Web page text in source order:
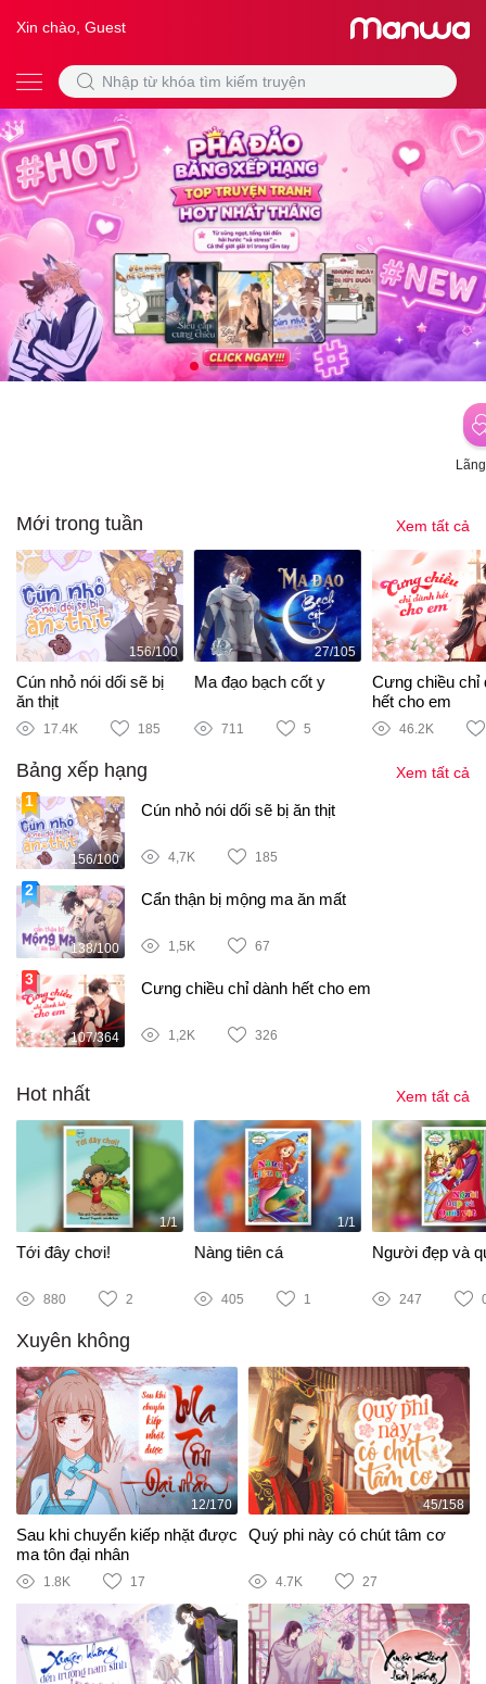
Xin chào, Guest
Mới trong tuần Xem tất cả
156/100
Cún nhỏ nói dối sẽ bị
ăn thịt
17.4K 185
27/105
Ma đạo bạch cốt y
711 5
Cưng chiều chỉ
hết cho em
46.2K
Bảng xếp hạng Xem tất cả
156/100
Cún nhỏ nói dối sẽ bị ăn thịt
4,7K 185
138/100
Cẩn thận bị mộng ma ăn mất
1,5K 67
107/364
Cưng chiều chỉ dành hết cho em
1,2K 326
Hot nhất Xem tất cả
1/1
Tới đây chơi!
880 2
1/1
Nàng tiên cá
405 1
Người đẹp và
247
Xuyên không
12/170
Sau khi chuyển kiếp nhặt được
ma tôn đại nhân
1.8K 17
45/158
Quý phi này có chút tâm cơ
4.7K 27